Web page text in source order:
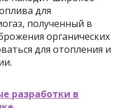
для
полученный в
органических
для отопления и
разработки в